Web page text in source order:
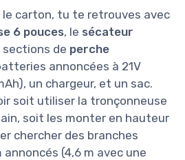
carton, tu te retrouves avec
6 pouces, le sécateur
sections de perche
annoncées à 21V
un chargeur, et un sac.
soit utiliser la tronçonneuse
soit les monter en hauteur
chercher des branches
annoncés (4,6 m avec une